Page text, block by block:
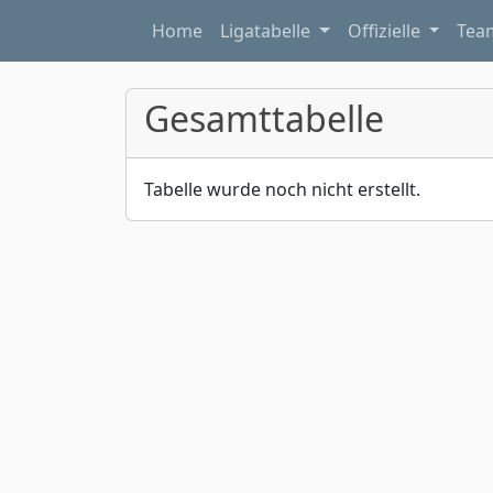
Home Ligatabelle Offizielle
Gesamttabelle
Tabelle wurde noch nicht erstellt.